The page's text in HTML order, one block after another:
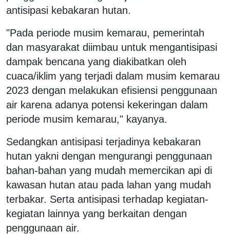
antisipasi kebakaran hutan.
"Pada periode musim kemarau, pemerintah
dan masyarakat diimbau untuk mengantisipasi
dampak bencana yang diakibatkan oleh
cuaca/iklim yang terjadi dalam musim kemarau
2023 dengan melakukan efisiensi penggunaan
air karena adanya potensi kekeringan dalam
periode musim kemarau," kayanya.
Sedangkan antisipasi terjadinya kebakaran
hutan yakni dengan mengurangi penggunaan
bahan-bahan yang mudah memercikan api di
kawasan hutan atau pada lahan yang mudah
terbakar. Serta antisipasi terhadap kegiatan-
kegiatan lainnya yang berkaitan dengan
penggunaan air.